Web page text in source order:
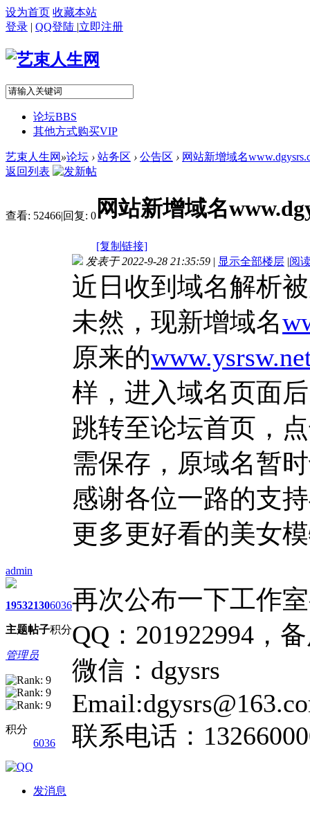
设为首页 收藏本站
登录 | QQ登陆 |立即注册
论坛BBS
其他方式购买VIP
艺束人生网 »论坛 › 站务区 › 公告区 › 网站新增域名
返回列表
查看: 52466|回复: 0 网站新增域名
[复制链接]
admin
1953
主题
2130
帖子
6036
积分
管理员
积分
6036
发消息
发表于 2022-9-28 21:35:59 | 显示全部楼层 |阅
近日收到域名解析
未然，现新增域名
原来的
样，进入域名页面
跳转至论坛首页，
需保存，原域名暂
感谢各位一路的支
更多更好看的美女
再次公布一下工作
QQ：201922994，
微信：dgysrs
联系电话：